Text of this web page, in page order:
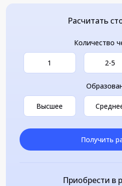
Расчитать
Количество
1 2-5
Высшее
Получить
Приобрести в